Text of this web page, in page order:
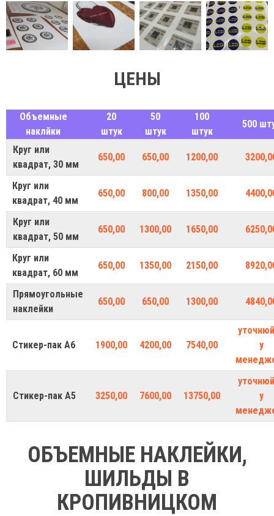
ЦЕНЫ
Объемные
наклйки
20
штук
50
штук
100
штук
500
Круг или
квадрат, 30 мм
650,00 650,00 1200,00
Круг или
квадрат, 40 мм
650,00 800,00 1350,00
Круг или
квадрат, 50 мм
650,00 1300,00 1650,00
Круг или
квадрат, 60 мм
650,00 1350,00 2150,00
Прямоугольные
наклейки
650,00 650,00 1300,00
Стикер-пак А6 1900,00 4200,00 7540,00
у
Стикер-пак А5 3250,00 7600,00 13750,00
у
ОБЪЕМНЫЕ НАКЛЕЙКИ,
ШИЛЬДЫ В
КРОПИВНИЦКОМ